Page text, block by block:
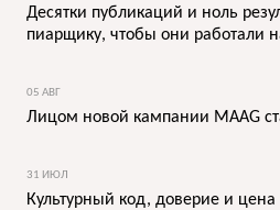
Десятки публикаций и ноль
пиарщику, чтобы они работали
05 АВГ
Лицом новой кампании MAAG
31 ИЮЛ
Культурный код, доверие и